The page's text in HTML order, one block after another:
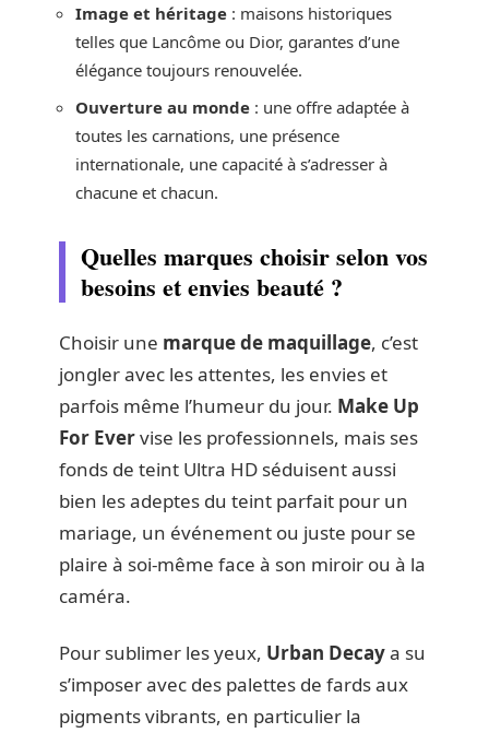
Image et héritage : maisons historiques
telles que Lancôme ou Dior, garantes d’une
élégance toujours renouvelée.
Ouverture au monde : une offre adaptée à
toutes les carnations, une présence
internationale, une capacité à s’adresser à
chacune et chacun.
Quelles marques choisir selon vos
besoins et envies beauté ?
Choisir une marque de maquillage, c’est
jongler avec les attentes, les envies et
parfois même l’humeur du jour. Make Up
For Evervise les professionnels, mais ses
fonds de teint Ultra HD séduisent aussi
bien les adeptes du teint parfait pour un
mariage, un événement ou juste pour se
plaire à soi-même face à son miroir ou à la
caméra.
Pour sublimer les yeux, Urban Decaya su
s’imposer avec des palettes de fards aux
pigments vibrants, en particulier la